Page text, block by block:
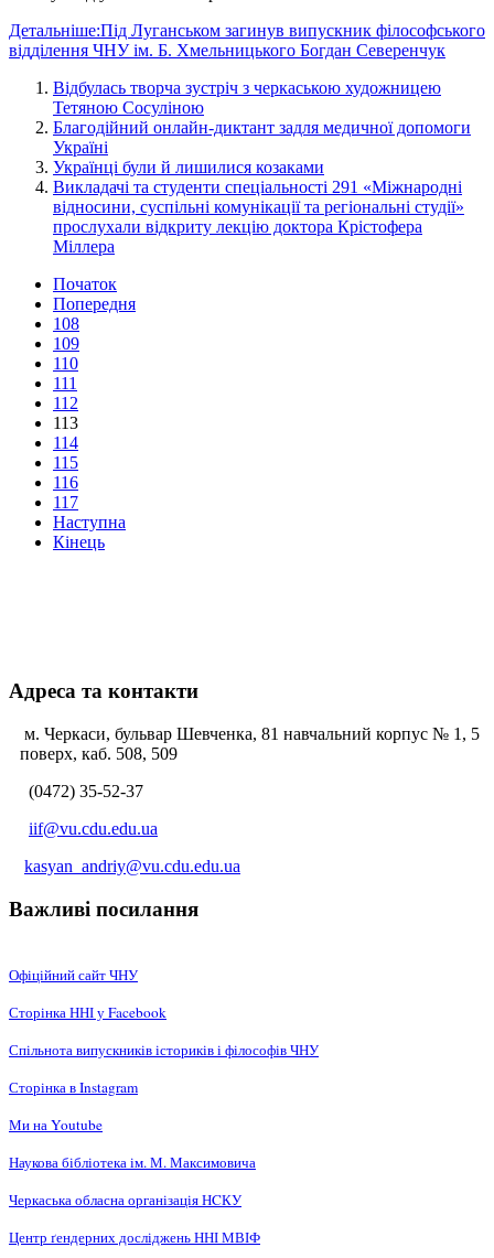
Детальніше:Під Луганськом загинув випускник філософського
відділення ЧНУ ім. Б. Хмельницького Богдан Северенчук
Відбулась творча зустріч з черкаською художницею
Тетяною Сосуліною
Благодійний онлайн-диктант задля медичної допомоги
Україні
Українці були й лишилися козаками
Викладачі та студенти спеціальності 291 «Міжнародні
відносини, суспільні комунікації та регіональні студії»
прослухали відкриту лекцію доктора Крістофера
Міллера
Початок
Попередня
108
109
110
111
112
113
114
115
116
117
Наступна
Кінець
Адреса та контакти
м. Черкаси, бульвар Шевченка, 81 навчальний корпус № 1, 5
поверх, каб. 508, 509
(0472) 35-52-37
iif@vu.cdu.edu.ua
kasyan_andriy@vu.cdu.edu.ua
Важливі посилання
Офіційний сайт ЧНУ
Сторінка ННІ у Facebook
Спільнота випускників істориків і філософів ЧНУ
Сторінка в Instagram
Ми на Youtube
Наукова бібліотека ім. М. Максимовича
Черкаська обласна організація НCКУ
Центр ґендерних досліджень ННІ МВІФ